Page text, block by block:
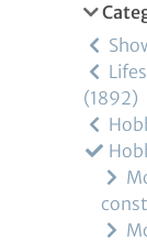
1892